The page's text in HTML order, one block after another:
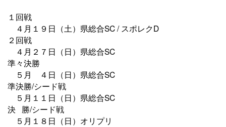
１回戦
４月１９日（土）県総合SC / スポレクD
２回戦
４月２７日（日）県総合SC
準々決勝
５月 ４日（日）県総合SC
準決勝/シード戦
５月１１日（日）県総合SC
決 勝/シード戦
５月１８日（日）オリプリ